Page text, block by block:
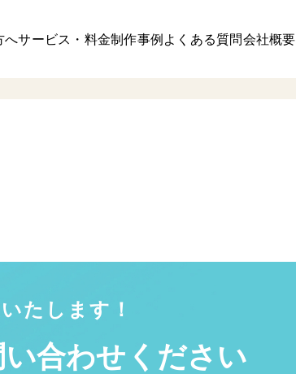
へサービス・料金制作事例よくある質問会社概要
たします！
い合わせください